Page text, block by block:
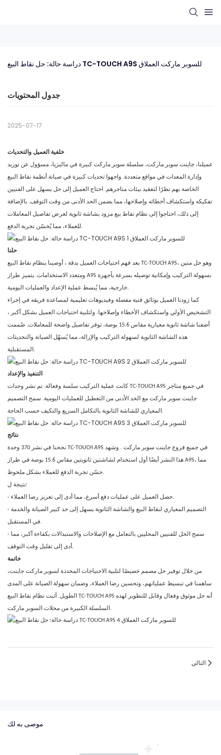
دراسة حالة: حل نقاط البيع TC-TOUCH A9S للسوبر ماركت العملاق
جدول المحتويات
2025-07-17
خلفية العميل والتحديات
عميلنا، جاينت سوبر ماركت، سلسلة سوبر ماركت كبيرة في ماليزيا، مسؤول عن توريد
وإدارة المعدات في مواقع متعددة. واجهوا تحديات كبيرة في صيانة أنظمة نقاط البيع
الخاصة بهم نظرًا لتعقيد بيئات متاجرهم. احتاج العميل إلى حل يسهل على الفنيين
تفكيكه واستكشاف أخطائه وإصلاحها، مما يضمن الحد الأدنى من وقت التوقف. بالإضافة
إلى ذلك، احتاجوا إلى نظام نقاط بيع مزود بشاشة ثانوية لعرض تفاصيل المعاملات
للعملاء، مما يُحسّن تجربة الدفع.
حلنا
بعد فهم احتياجات العميل بدقة ، أوصينا بنظام نقاط البيع TC-TOUCH A9S، وهو حل متين
ومتعدد الاستخدامات. يتميز طراز A9S بسهولة التركيب وإمكانية توصيله بسرعة بأجهزة
خارجية، مما يُبسط عملية الإعداد والعمليات اليومية.
كما زودنا العميل بوثائق فنية مفصلة وفيديوهات تعليمية لمساعدة فريقه في إجراء
التشخيص الأولي واستكشاف الأخطاء وإصلاحها. ولتلبية احتياجات العميل بشكل أكبر ،
أضفنا شاشة ثانوية معيارية مقاس 15.6 بوصة، توفر تفاصيل واضحة للمعاملات. صُممت
هذه الشاشة الثانوية لسهولة التركيب والإزالة، مما يُسهّل الصيانة والتحديثات
المستقبلية.
التنفيذ والإعداد
كانت عملية التركيب سلسة وفعالة. تم نشر وحدات TC-TOUCH A9S في جميع متاجر
جاينت سوبر ماركت مع الحد الأدنى من التعطيل للعمليات اليومية. سمح التصميم
المعياري للشاشة الثانوية بالتكامل السريع والتكيف حسب الحاجة.
نتائج
نجحنا في نشر 370 وحدة TC-TOUCH A9S في جميع فروع جاينت سوبر ماركت . وشهد
هذا النشر أيضًا أول استخدام لشاشتين ثانويتين مقاس 15.6 بوصة في طراز A9S، مما
حسّن تجربة الدفع للعملاء بشكل ملحوظ.
نتيجة ل:
- حصل العميل على عمليات دفع أسرع، مما أدى إلى تعزيز رضا العملاء.
- التصميم المعياري لنقاط البيع والشاشة الثانوية يسهل إلى حد كبير الصيانة والخدمة
في المستقبل.
- سمح الحل للفنيين المحليين بالتعامل مع الإصلاحات والاستبدالات بكفاءة أكبر، مما
أدى إلى تقليل وقت التوقف.
خاتمة
من خلال توفير حل مصمم خصيصًا لتلبية الاحتياجات المحددة لسوبر ماركت جاينت،
ساهمنا في تبسيط عملياتهم، وتحسين رضا العملاء، وضمان سهولة الصيانة على المدى
الطويل. أثبت نظام نقاط البيع TC-TOUCH A9S أنه حل موثوق وفعال وقابل للتطوير لهذه
السلسلة الكبيرة من محلات السوبر ماركت.
التالي
موصى به لك